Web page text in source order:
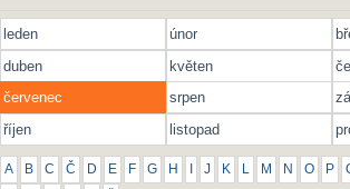
leden únor
duben
květen
červenec
srpen
říjen
listopad
A B C Č D E F G H J K L M N O P